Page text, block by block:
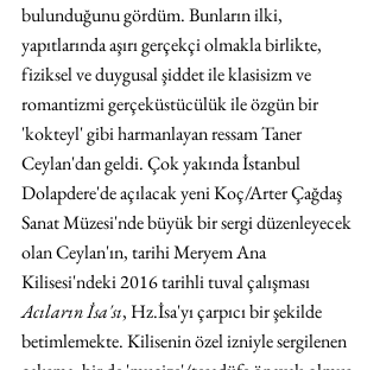
bulunduğunu gördüm. Bunların ilki,
yapıtlarında aşırı gerçekçi olmakla birlikte,
fiziksel ve duygusal şiddet ile klasisizm ve
romantizmi gerçeküstücülük ile özgün bir
'kokteyl' gibi harmanlayan ressam Taner
Ceylan'dan geldi. Çok yakında İstanbul
Dolapdere'de açılacak yeni Koç/Arter Çağdaş
Sanat Müzesi'nde büyük bir sergi düzenleyecek
olan Ceylan'ın, tarihi Meryem Ana
Kilisesi'ndeki 2016 tarihli tuval çalışması
Acıların İsa'sı, Hz.İsa'yı çarpıcı bir şekilde
betimlemekte. Kilisenin özel izniyle sergilenen